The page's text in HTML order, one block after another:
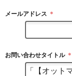
メールアドレス ＊
お問い合わせタイトル ＊